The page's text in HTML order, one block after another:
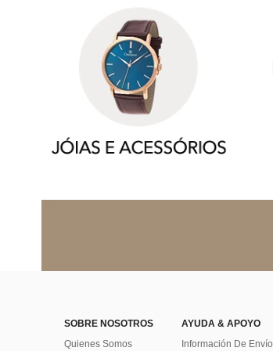
SOBRE NOSOTROS
Quienes Somos
AYUDA & APOYO
Información De Envío